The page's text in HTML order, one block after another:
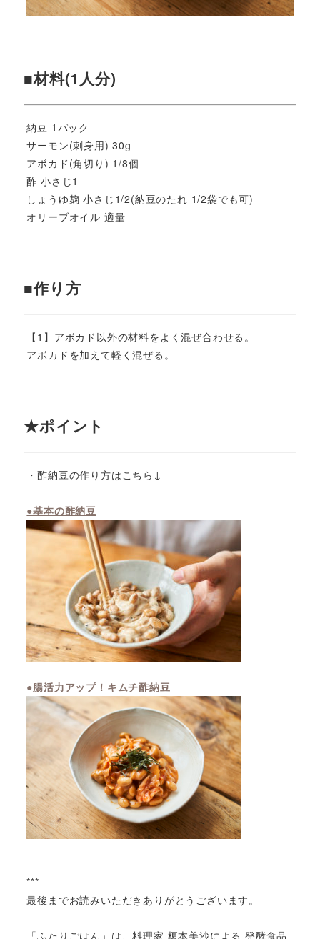
■材料(1人分)
納豆 1パック
サーモン(刺身用) 30g
アボカド(角切り) 1/8個
酢 小さじ1
しょうゆ麹 小さじ1/2(納豆のたれ 1/2袋でも可)
オリーブオイル 適量
■作り方
【1】アボカド以外の材料をよく混ぜ合わせる。
アボカドを加えて軽く混ぜる。
★ポイント
・酢納豆の作り方はこちら↓
●基本の酢納豆
●腸活力アップ！キムチ酢納豆
***
最後までお読みいただきありがとうございます。
「ふたりごはん」は、料理家 榎本美沙による 発酵食品